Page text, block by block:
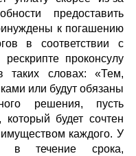
предоставить
к погашению
в соответствии с
проконсулу
таких словах: «Тем,
или будут обязаны
решения, пусть
будет сочтен
каждого. У
в течение срока,